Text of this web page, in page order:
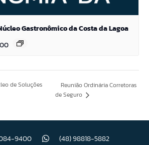
Gastronômico da Costa da Lagoa
de Soluções
Reunião Ordinária Corretoras
de Seguro
9400
(48) 98818-5882